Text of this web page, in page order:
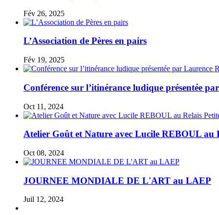
Fév 26, 2025
L’Association de Pères en pairs
Fév 19, 2025
Conférence sur l’itinérance ludique présentée
Oct 11, 2024
Atelier Goût et Nature avec Lucile REBOUL au
Oct 08, 2024
JOURNEE MONDIALE DE L'ART au LAEP
Juil 12, 2024